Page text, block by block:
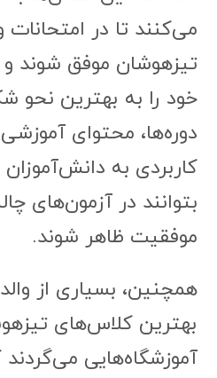
می‌کنند تا در
تیزهوشان موفق شوند
خود را به بهترین نحو
دوره‌ها، محتوای
کاربردی به دانش‌آموزان
بتوانند در آزمون‌های
موفقیت ظاهر شوند.
همچنین، بسیاری از
بهترین کلاس‌های
آموزشگاه‌هایی